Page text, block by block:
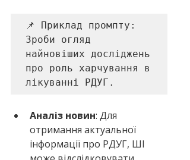
📌 Приклад промпту:
Зроби огляд
найновіших досліджень
про роль харчування в
лікуванні РДУГ.
Аналіз новин: Для
отримання актуальної
інформації про РДУГ, ШІ